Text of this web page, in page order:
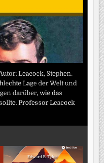
Leacock, Stephen.
Lage der Welt und
darüber, wie das
Professor Leacock